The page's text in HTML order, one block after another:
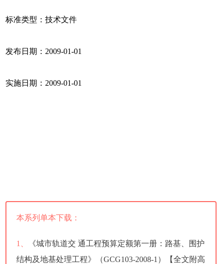
标准类型：技术文件
发布日期：2009-01-01
实施日期：2009-01-01
本系列单本下载：
1、
《城市轨道交 通工程预算定额第一册：路基、围护
结构及地基处理工程》（GCG103-2008-1）【全文附高